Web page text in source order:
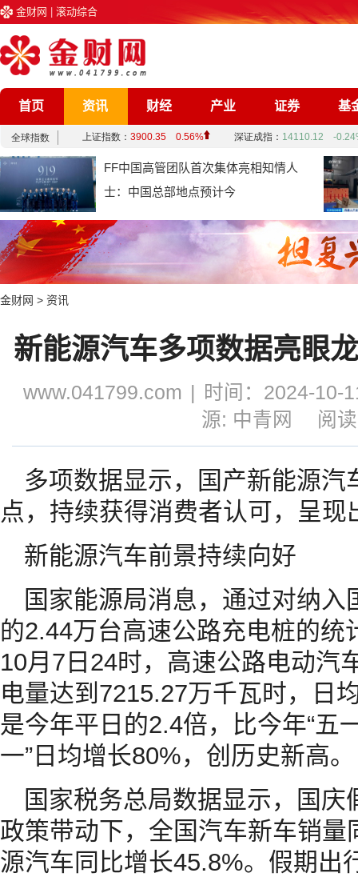
金财网 滚动综合
首页 资讯 财经 产业 证券 基
企业 文化 娱乐
综合
FF中国高管团队首次集体亮相知情人
士：中国总部地点预计今
金财网 > 资讯
新能源汽车多项数据亮眼
www.041799.com
时间：2024-10-
源: 中青网
阅
多项数据显示，国产新能源
点，持续获得消费者认可，呈现
新能源汽车前景持续向好
国家能源局消息，通过对纳
的2.44万台高速公路充电桩的统
10月7日24时，高速公路电动汽
电量达到7215.27万千瓦时，日
是今年平日的2.4倍，比今年“五
一”日均增长80%，创历史新高。
国家税务总局数据显示，国
政策带动下，全国汽车新车销
源汽车同比增长45.8%。假期出